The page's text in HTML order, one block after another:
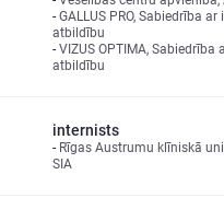
GALLUS PRO, Sabiedrība ar
atbildību
VIZUS OPTIMA, Sabiedrība
atbildību
internists
Rīgas Austrumu klīniskā
SIA